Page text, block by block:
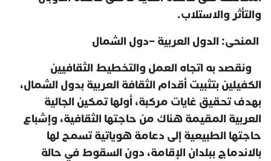
والتأثر والاستلاب.
المنحى: الدول العربية –دول الشمال
ونقصد به اتجاه العمل والتخطيط الثقافيين
الكفيلين بتثبيت أقدام الثقافة العربية بدول الشمال،
بهدف تحقيق غايات مركبة، أولها تمكين الجالية
العربية المقيمة هناك من حاجتها الثقافية، وإشباع
حاجتها الطبيعية إلى دعامة هوياتية تسمح لها
بالاندماج ببلدان الإقامة، دون السقوط في حالة